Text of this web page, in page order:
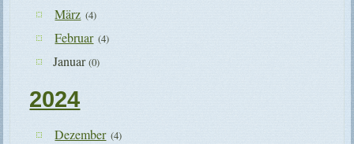
März (4)
Februar (4)
Januar(0)
2024
Dezember (4)